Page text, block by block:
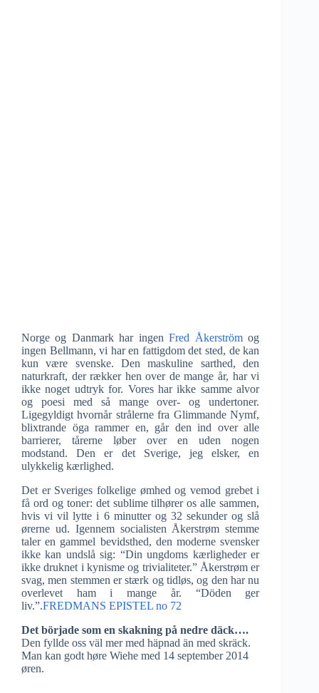
Norge og Danmark har ingenFred Åkerströmog
ingen Bellmann, vi har en fattigdom det sted, de kan
kun være svenske. Den maskuline sarthed, den
naturkraft, der rækker hen over de mange år, har vi
ikke noget udtryk for. Vores har ikke samme alvor
og poesi med så mange over- og undertoner.
Ligegyldigt hvornår strålerne fra Glimmande Nymf,
blixtrande öga rammer en, går den ind over alle
barrierer, tårerne løber over en uden nogen
modstand. Den er det Sverige, jeg elsker, en
ulykkelig kærlighed.
Det er Sveriges folkelige ømhed og vemod grebet i
få ord og toner: det sublime tilhører os alle sammen,
hvis vi vil lytte i 6 minutter og 32 sekunder og slå
ørerne ud. Igennem socialisten Åkerstrøm stemme
taler en gammel bevidsthed, den moderne svensker
ikke kan undslå sig: “Din ungdoms kærligheder er
ikke druknet i kynisme og trivialiteter.” Åkerstrøm er
svag, men stemmen er stærk og tidløs, og den har nu
overlevet ham i mange år. “Döden ger
liv.”.FREDMANS EPISTEL no 72
Det började som en skakning på nedre däck….
Den fyllde oss väl mer med häpnad än med skräck.
Man kan godt høre Wiehe med 14 september 2014
øren.